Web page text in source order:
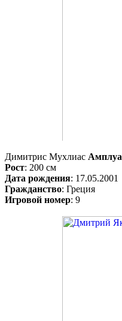
Димитрис Мухлиас Амплуа
Рост: 200 см
Дата рождения: 17.05.2001
Гражданство: Греция
Игровой номер: 9